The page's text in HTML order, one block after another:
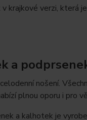
krajkové verzi, která
a
nošení.
plnou oporu i pro
a kalhotek je